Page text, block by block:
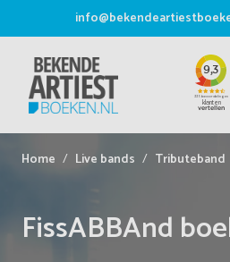
Home Live bands Tributeband
FissABBAnd